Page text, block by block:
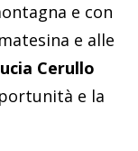
e con
e alle
Cerullo
e la